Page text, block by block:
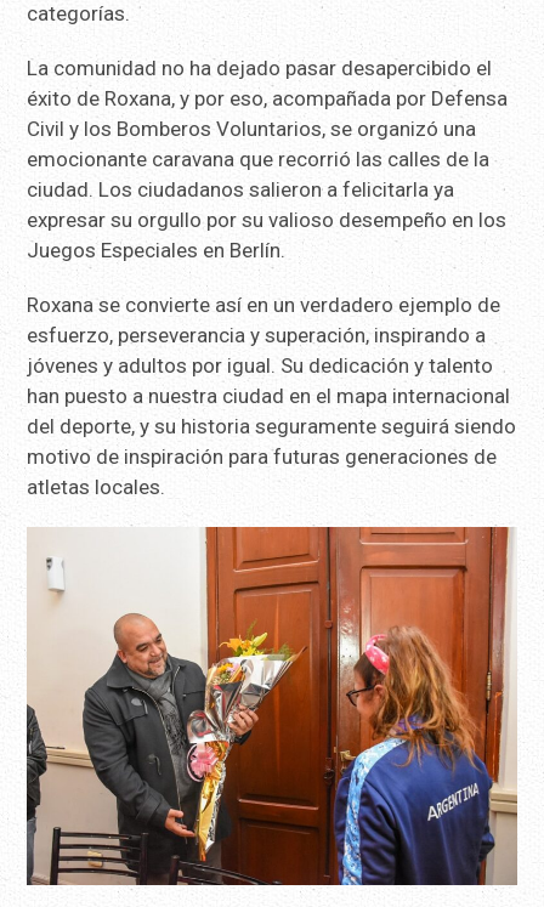
categorías.
La comunidad no ha dejado pasar desapercibido el
éxito de Roxana, y por eso, acompañada por Defensa
Civil y los Bomberos Voluntarios, se organizó una
emocionante caravana que recorrió las calles de la
ciudad. Los ciudadanos salieron a felicitarla ya
expresar su orgullo por su valioso desempeño en los
Juegos Especiales en Berlín.
Roxana se convierte así en un verdadero ejemplo de
esfuerzo, perseverancia y superación, inspirando a
jóvenes y adultos por igual. Su dedicación y talento
han puesto a nuestra ciudad en el mapa internacional
del deporte, y su historia seguramente seguirá siendo
motivo de inspiración para futuras generaciones de
atletas locales.